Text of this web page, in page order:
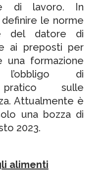
di lavoro. In
le norme
del datore di
ai preposti per
una formazione
di
pratico sulle
Attualmente è
una bozza di
2023.
alimenti